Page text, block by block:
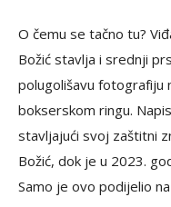
O čemu se tačno tu?
Božić stavlja i srednji
polugolišavu fotografiju
bokserskom ringu.
stavljajući svoj zaštitni
Božić, dok je u 2023.
Samo je ovo podijelio